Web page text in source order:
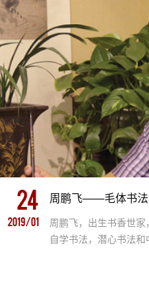
24
2019/01
周鹏飞——毛体书法
周鹏飞，出生书香世家
自学书法，潜心书法和